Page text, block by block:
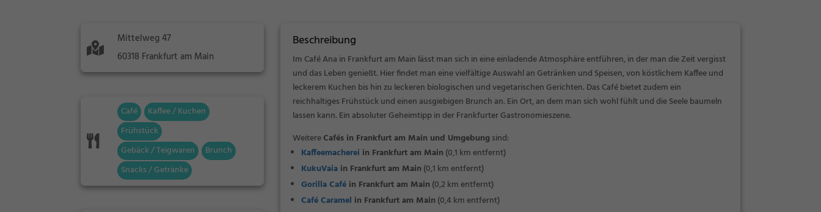
Mittelweg 47
60318 Frankfurt am Main
Café
Kaffee / Kuchen
Frühstück
Gebäck / Teigwaren
Brunch
Snacks / Getränke
Beschreibung
Im Café Ana in Frankfurt am Main lässt man sich in eine einladende Atmosphäre entführen, in der man die Zeit vergisst
und das Leben genießt. Hier findet man eine vielfältige Auswahl an Getränken und Speisen, von köstlichem Kaffee und
leckerem Kuchen bis hin zu leckeren biologischen und vegetarischen Gerichten. Das Café bietet zudem ein
reichhaltiges Frühstück und einen ausgiebigen Brunch an. Ein Ort, an dem man sich wohl fühlt und die Seele baumeln
lassen kann. Ein absoluter Geheimtipp in der Frankfurter Gastronomieszene.
WeitereCafés in Frankfurt am Main und Umgebungsind:
Kaffeemacherei in Frankfurt am Main (0,1 km entfernt)
KukuVaia in Frankfurt am Main (0,1 km entfernt)
Gorilla Café in Frankfurt am Main (0,2 km entfernt)
Café Caramel in Frankfurt am Main (0,4 km entfernt)